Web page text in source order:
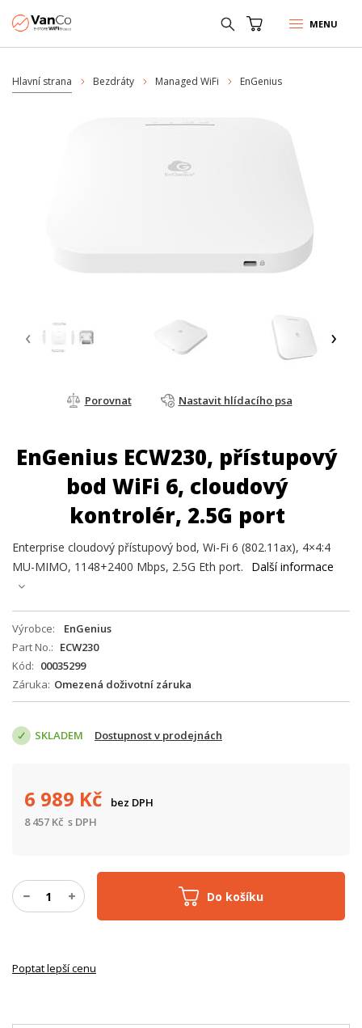
MENU
Hlavní strana Bezdráty Managed WiFi EnGenius
‹ ›
Porovnat Nastavit hlídacího psa
EnGenius ECW230, přístupový
bod WiFi 6, cloudový
kontrolér, 2.5G port
Enterprise cloudový přístupový bod, Wi-Fi 6 (802.11ax), 4×4:4
MU-MIMO, 1148+2400 Mbps, 2.5G Eth port.
Další informace
Výrobce
EnGenius
Part No.
ECW230
Kód
00035299
Záruka Omezená doživotní záruka
SKLADEM Dostupnost v prodejnách
Do košíku
6 989 Kč
bez DPH
8 457 Kč s DPH
Poptat lepší cenu